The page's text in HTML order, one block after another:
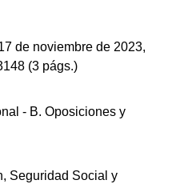
de noviembre de 2023,
(3 págs.)
- B. Oposiciones y
Seguridad Social y